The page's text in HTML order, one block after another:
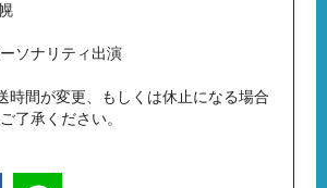
ソナリティ出演
時間が変更、もしくは休止になる場合
了承ください。